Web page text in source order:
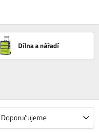
Dílna a nářadí
Doporučujeme